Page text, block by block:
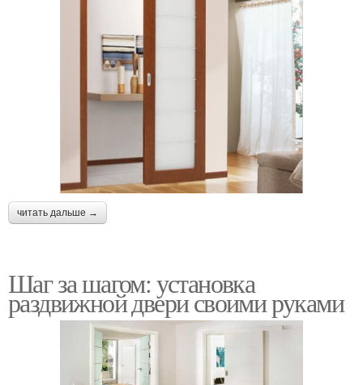
читать дальше →
Шаг за шагом: установка
раздвижной двери своими руками